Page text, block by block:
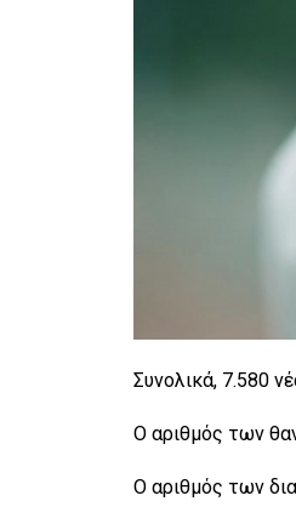
Συνολικά, 7.580
Ο αριθμός των
Ο αριθμός των